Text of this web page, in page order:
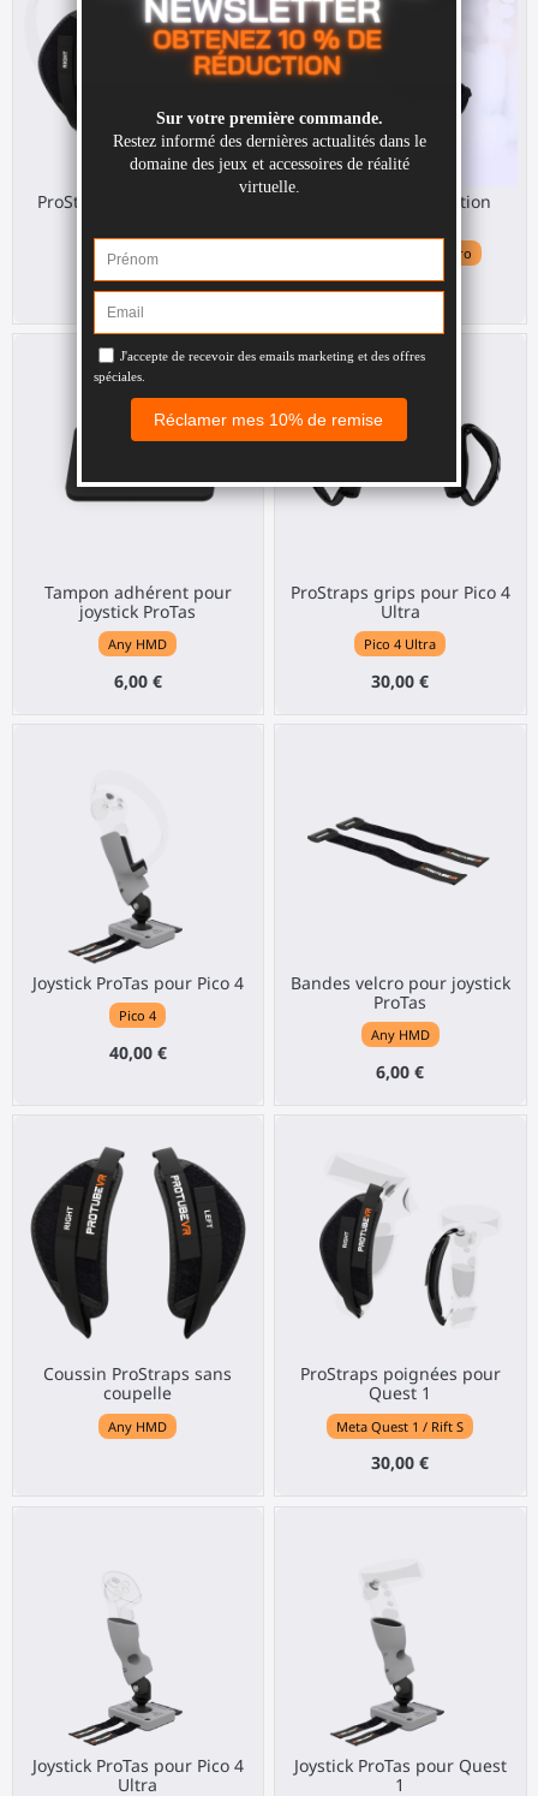
ProStraps poignées pour
Pico 4
30,00 €
ProTas Simmer Edition
Meta Quest 3 / 3S / Pro
60,00 €
Tampon adhérent pour
joystick ProTas
Any HMD
6,00 €
ProStraps grips pour Pico 4
Ultra
Pico 4 Ultra
30,00 €
Joystick ProTas pour Pico 4
Pico 4
40,00 €
Bandes velcro pour joystick
ProTas
Any HMD
6,00 €
Coussin ProStraps sans
coupelle
Any HMD
ProStraps poignées pour
Quest 1
Meta Quest 1 / Rift S
30,00 €
Joystick ProTas pour Pico 4
Ultra
Joystick ProTas pour Quest
1